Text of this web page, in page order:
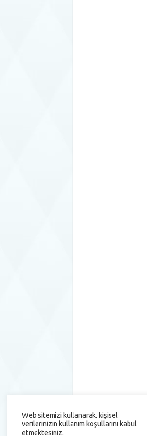
Web sitemizi kullanarak, kişisel
verilerinizin kullanım koşullarını kabul
etmektesiniz.